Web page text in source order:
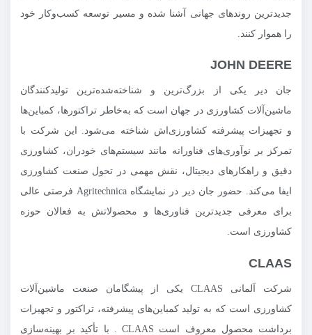
جدیدترین روندهای جهانی آشنا شده و مسیر توسعه کسب‌وکار خود
را هموار کنند.
JOHN DEERE
جان دیر یکی از بزرگ‌ترین و شناخته‌شده‌ترین تولیدکنندگان
ماشین‌آلات کشاورزی در جهان است که به‌خاطر تراکتورها، کمباین‌ها
و تجهیزات پیشرفته کشاورزی‌اش شناخته می‌شود. این شرکت با
تمرکز بر نوآوری‌های فناورانه مانند سیستم‌های خودران، کشاورزی
دقیق و راهکارهای دیجیتال، نقش مهمی در تحول صنعت کشاورزی
ایفا می‌کند. حضور جان دیر در نمایشگاه Agritechnica فرصتی عالی
برای معرفی جدیدترین فناوری‌ها و محصولاتش به فعالان حوزه
کشاورزی است.
CLAAS
شرکت آلمانی CLAAS یکی از پیشگامان صنعت ماشین‌آلات
کشاورزی است که به تولید کمباین‌های پیشرفته، تراکتور و تجهیزات
برداشت محصول معروف است CLAAS . با تأکید بر بهینه‌سازی